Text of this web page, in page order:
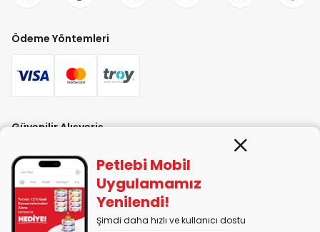
Ödeme Yöntemleri
Güvenilir Alışveriş
PETLEBİ EVCİL HAYVAN ÜRÜNLERİ PAZ. SAN. TİC. LTD. ŞTİ. Alaşarköy Mah.
Petlebi Mobil
Uygulamamız
Yenilendi!
Şimdi daha hızlı ve kullanıcı dostu